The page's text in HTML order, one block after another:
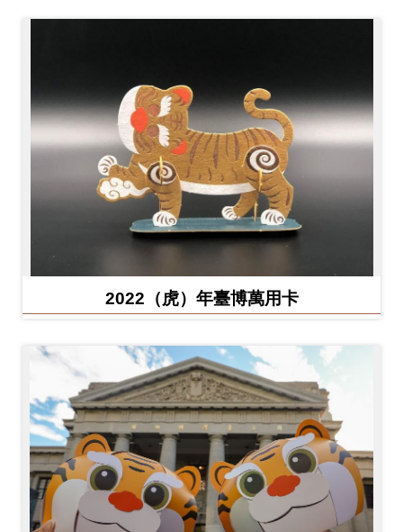
2022（虎）年臺博萬用卡